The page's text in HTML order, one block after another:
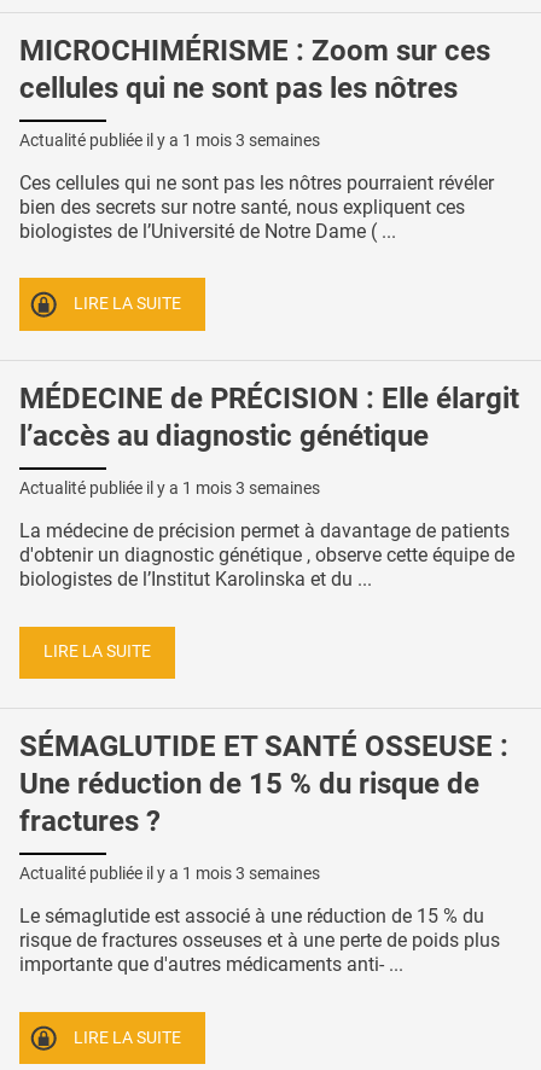
MICROCHIMÉRISME : Zoom sur ces
cellules qui ne sont pas les nôtres
Actualité publiée il y a 1 mois 3 semaines
Ces cellules qui ne sont pas les nôtres pourraient révéler
bien des secrets sur notre santé, nous expliquent ces
biologistes de l’Université de Notre Dame ( ...
LIRE LA SUITE
MÉDECINE de PRÉCISION : Elle élargit
l’accès au diagnostic génétique
Actualité publiée il y a 1 mois 3 semaines
La médecine de précision permet à davantage de patients
d'obtenir un diagnostic génétique , observe cette équipe de
biologistes de l’Institut Karolinska et du ...
LIRE LA SUITE
SÉMAGLUTIDE ET SANTÉ OSSEUSE :
Une réduction de 15 % du risque de
fractures ?
Actualité publiée il y a 1 mois 3 semaines
Le sémaglutide est associé à une réduction de 15 % du
risque de fractures osseuses et à une perte de poids plus
importante que d'autres médicaments anti- ...
LIRE LA SUITE